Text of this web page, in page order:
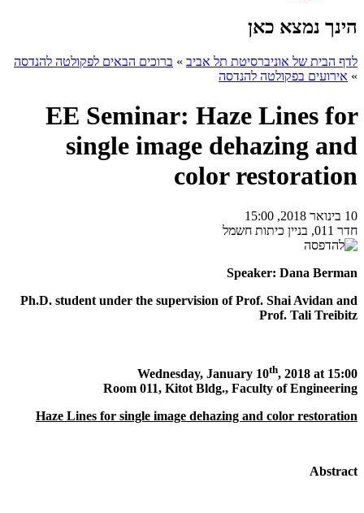
הינך נמצא כאן
לדף הבית של אוניברסיטת תל אביב » ברוכים הבאים לפקולטה להנדסה
» אירועים בפקולטה להנדסה
EE Seminar: Haze Lines for
single image dehazing and
color restoration
10 בינואר 2018, 15:00
חדר 011, בניין כיתות חשמל
Speaker: Dana Berman
Ph.D. student under the supervision of Prof. Shai Avidan and
Prof. Tali Treibitz
Wednesday, January 10th, 2018 at 15:00
Room 011, Kitot Bldg., Faculty of Engineering
Haze Lines for single image dehazing and color restoration
Abstract